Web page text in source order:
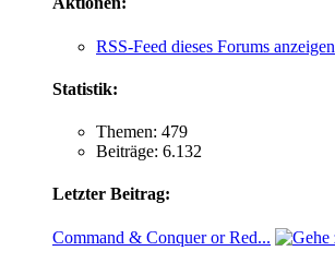
RSS-Feed dieses Forums anzeigen
Statistik:
Themen: 479
Beiträge: 6.132
Letzter Beitrag:
Command & Conquer or Red...